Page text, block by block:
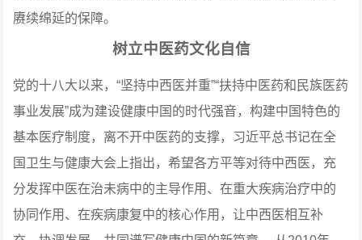
赓续绵延的保障。
树立中医药文化自信
党的十八大以来，“坚持中西医并重”“扶持中医药和民族医药
事业发展”成为建设健康中国的时代强音，构建中国特色的
基本医疗制度，离不开中医药的支撑，习近平总书记在全
国卫生与健康大会上指出，希望各方平等对待中西医，充
分发挥中医在治未病中的主导作用、在重大疾病治疗中的
协同作用、在疾病康复中的核心作用，让中西医相互补